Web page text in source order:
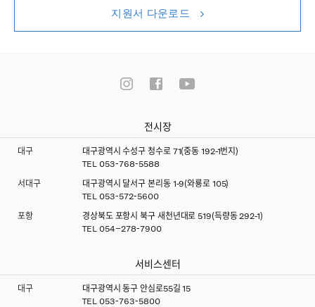
지원서 다운로드
전시장
대구
대구광역시 수성구 청수로 71(중동 192-1번지)
TEL 053-768-5588
서대구
대구광역시 달서구 본리동 1-9(와룡로 105)
TEL 053-572-5600
포항
경상북도 포항시 북구 새천년대로 519(득량동 292-1)
TEL 054–278-7900
서비스센터
대구
대구광역시 동구 안심로55길 15
TEL 053-763-5800